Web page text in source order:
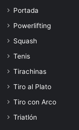
Portada
Powerlifting
Squash
Tenis
Tirachinas
Tiro al Plato
Tiro con Arco
Triatlón